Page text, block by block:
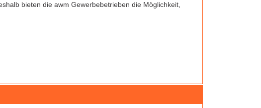
bieten die awm Gewerbebetrieben die Möglichkeit,